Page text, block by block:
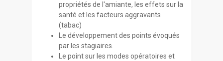
propriétés de l'amiante, les effets sur la
santé et les facteurs aggravants
(tabac)
Le développement des points évoqués
par les stagiaires.
Le point sur les modes opératoires et